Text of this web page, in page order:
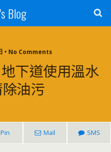
Blog
• No Comments
下道使用溫水
油污
Pin Mail SMS